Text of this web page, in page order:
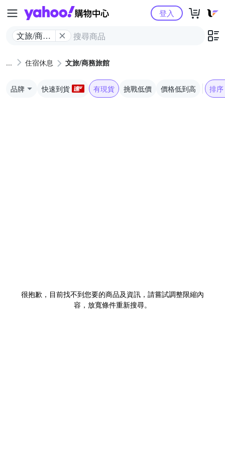
Yahoo購物中心
文旅/商務
登入
住宿休息 文旅/商務旅館
品牌 快速到貨 有現貨 挑戰低價 價格低到高 排序
很抱歉，目前找不到您要的商品及資訊，請嘗試調整限縮內
容，放寬條件重新搜尋。